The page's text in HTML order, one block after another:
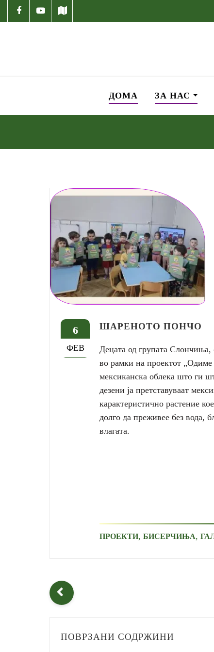
ДОМА ЗА НАС
6
ФЕВ
ШАРЕНОТО ПОНЧО
Децата од групата Слончиња,
во рамки на проектот
мексиканска облека што ги
дезени ја претставуваат
карактеристично растение
долго да преживее без вода,
влагата.
ПРОЕКТИ, БИСЕРЧИЊА,
ПОВРЗАНИ СОДРЖИНИ